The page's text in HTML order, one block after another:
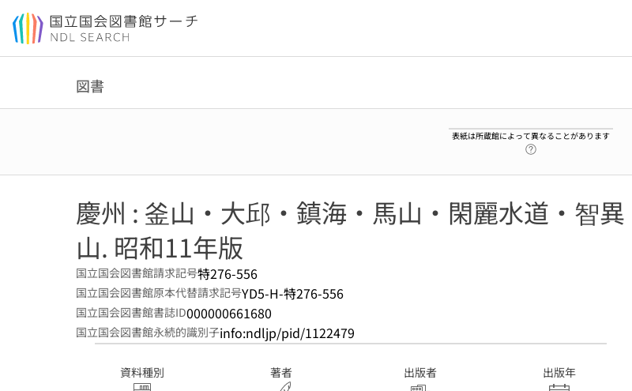
本文へ移動
図書
表紙は所蔵館によって異なることがあります
慶州 : 釜山・大邱・鎮海・馬山・閑麗水道・智異
山. 昭和11年版
国立国会図書館請求記号特276-556
国立国会図書館原本代替請求記号YD5-H-特276-556
国立国会図書館書誌ID000000661680
国立国会図書館永続的識別子info:ndljp/pid/1122479
資料種別 著者 出版者 出版年